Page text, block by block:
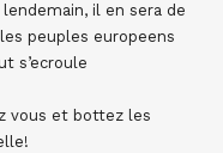
il en sera de
peuples europeens
s’ecroule
vous et bottez les